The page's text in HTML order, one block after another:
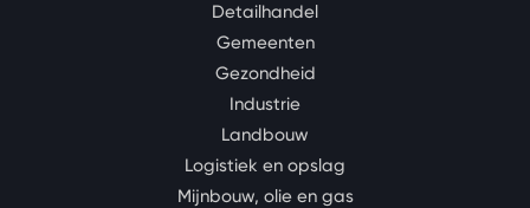
Detailhandel
Gemeenten
Gezondheid
Industrie
Landbouw
Logistiek en opslag
Mijnbouw, olie en gas